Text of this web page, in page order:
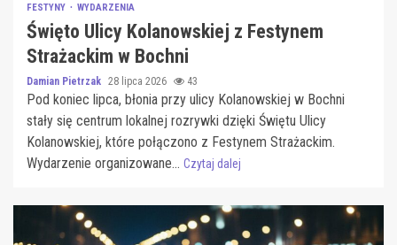
FESTYNY WYDARZENIA
Święto Ulicy Kolanowskiej z Festynem
Strażackim w Bochni
Damian Pietrzak 28 lipca 2026 43
Pod koniec lipca, błonia przy ulicy Kolanowskiej w Bochni
stały się centrum lokalnej rozrywki dzięki Świętu Ulicy
Kolanowskiej, które połączono z Festynem Strażackim.
Wydarzenie organizowane... Czytaj dalej